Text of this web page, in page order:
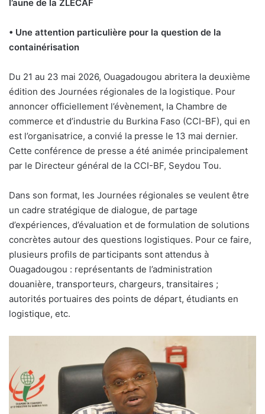
l’aune de la ZLECAF
• Une attention particulière pour la question de la
containérisation
Du 21 au 23 mai 2026, Ouagadougou abritera la deuxième
édition des Journées régionales de la logistique. Pour
annoncer officiellement l’évènement, la Chambre de
commerce et d’industrie du Burkina Faso (CCI-BF), qui en
est l’organisatrice, a convié la presse le 13 mai dernier.
Cette conférence de presse a été animée principalement
par le Directeur général de la CCI-BF, Seydou Tou.
Dans son format, les Journées régionales se veulent être
un cadre stratégique de dialogue, de partage
d’expériences, d’évaluation et de formulation de solutions
concrètes autour des questions logistiques. Pour ce faire,
plusieurs profils de participants sont attendus à
Ouagadougou : représentants de l’administration
douanière, transporteurs, chargeurs, transitaires ;
autorités portuaires des points de départ, étudiants en
logistique, etc.